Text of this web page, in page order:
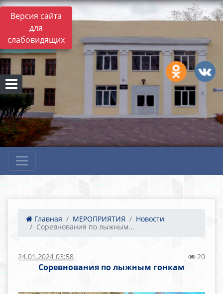
Версия сайта
для
слабовидящих
Главная МЕРОПРИЯТИЯ
Новости
Соревнования по лыжным...
24.01.2024 03:58 20
Соревнования по лыжным гонкам